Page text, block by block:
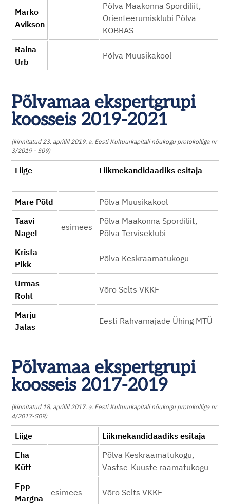
Marko
Avikson
Põlva Maakonna Spordiliit,
Orienteerumisklubi Põlva
KOBRAS
Raina
Urb
Põlva Muusikakool
Põlvamaa ekspertgrupi
koosseis 2019-2021
(kinnitatud 23. aprillil 2019. a. Eesti Kultuurkapitali nõukogu protokolliga nr
3/2019 - S09)
Liige Liikmekandidaadiks esitaja
Mare Põld
Põlva Muusikakool
Taavi
Nagel
esimees
Põlva Maakonna Spordiliit,
Põlva Terviseklubi
Krista
Pikk
Põlva Keskraamatukogu
Urmas
Roht
Võro Selts VKKF
Marju
Jalas
Eesti Rahvamajade Ühing MTÜ
Põlvamaa ekspertgrupi
koosseis 2017-2019
(kinnitatud 18. aprillil 2017. a. Eesti Kultuurkapitali nõukogu protokolliga nr
4/2017-S09)
Liige
Liikmekandidaadiks esitaja
Eha
Kütt
Põlva Keskraamatukogu,
Vastse-Kuuste raamatukogu
Epp
Margna
esimees Võro Selts VKKF